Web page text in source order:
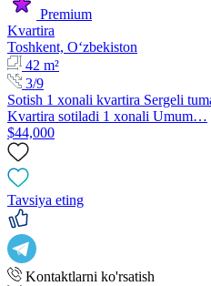
Premium
Kvartira
Toshkent, Oʻzbekiston
42 m²
3/9
Sotish 1 xonali kvartira Sergeli
Kvartira sotiladi 1 xonali Umum…
$44,000
Tavsiya eting
Kontaktlarni ko'rsatish